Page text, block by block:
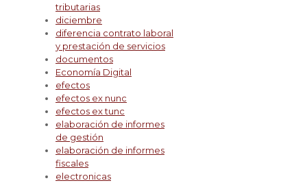
tributarias
diciembre
diferencia contrato laboral
y prestación de servicios
documentos
Economía Digital
efectos
efectos ex nunc
efectos ex tunc
elaboración de informes
de gestión
elaboración de informes
fiscales
electronicas